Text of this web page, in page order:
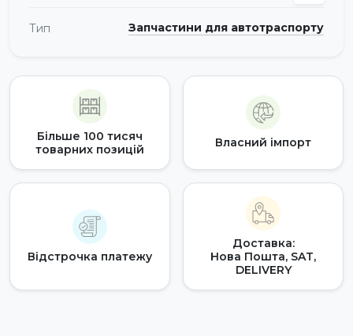
Тип Запчастини для автотраспорту
Більше 100 тисяч
товарних позицій
Власний імпорт
Відстрочка платежу
Доставка:
Нова Пошта, SAT,
DELIVERY